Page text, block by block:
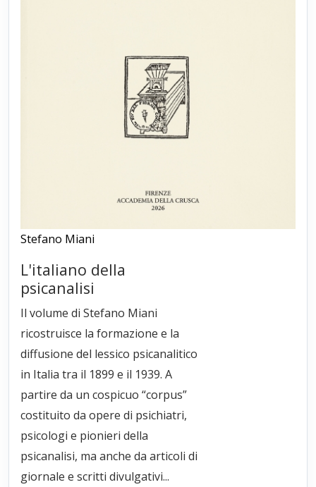
Stefano Miani
L'italiano della
psicanalisi
Il volume di Stefano Miani
ricostruisce la formazione e la
diffusione del lessico psicanalitico
in Italia tra il 1899 e il 1939. A
partire da un cospicuo “corpus”
costituito da opere di psichiatri,
psicologi e pionieri della
psicanalisi, ma anche da articoli di
giornale e scritti divulgativi...